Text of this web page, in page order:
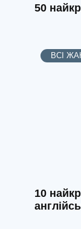
50
ВСІ
10